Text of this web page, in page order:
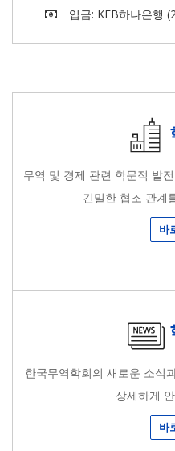
입금: KEB하나은행
무역 및 경제 관련 학문적 발
긴밀한 협조 관계
바
한국무역학회의 새로운 소식
상세하게
바